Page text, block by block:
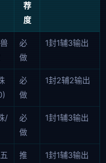
荐
度
必
做
1封1辅3输出
必
做
1封2辅2输出
/
必
做
1封1辅3输出
推
1封1辅3输出